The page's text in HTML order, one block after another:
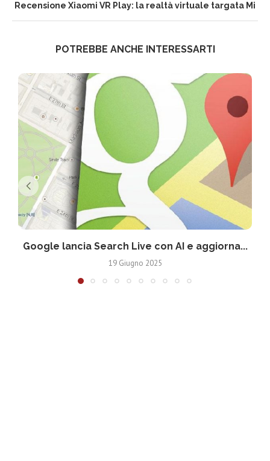
Recensione Xiaomi VR Play: la realtà virtuale targata Mi
POTREBBE ANCHE INTERESSARTI
Google lancia Search Live con AI e aggiorna...
19 Giugno 2025